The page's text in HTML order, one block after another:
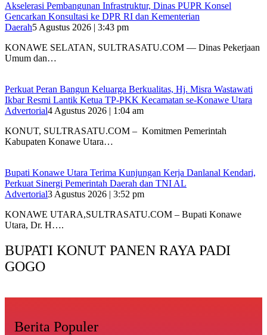
Akselerasi Pembangunan Infrastruktur, Dinas PUPR Konsel
Gencarkan Konsultasi ke DPR RI dan Kementerian
Daerah5 Agustus 2026 | 3:43 pm
KONAWE SELATAN, SULTRASATU.COM — Dinas Pekerjaan
Umum dan…
‎Perkuat Peran Bangun Keluarga Berkualitas, Hj. Misra Wastawati
Ikbar Resmi Lantik Ketua TP-PKK Kecamatan se-Konawe Utara
Advertorial4 Agustus 2026 | 1:04 am
‎KONUT, SULTRASATU.COM – Komitmen Pemerintah
Kabupaten Konawe Utara…
Bupati Konawe Utara Terima Kunjungan Kerja Danlanal Kendari,
Perkuat Sinergi Pemerintah Daerah dan TNI AL
Advertorial3 Agustus 2026 | 3:52 pm
‎KONAWE UTARA,SULTRASATU.COM – Bupati Konawe
Utara, Dr. H….
BUPATI KONUT PANEN RAYA PADI
GOGO
Berita Populer